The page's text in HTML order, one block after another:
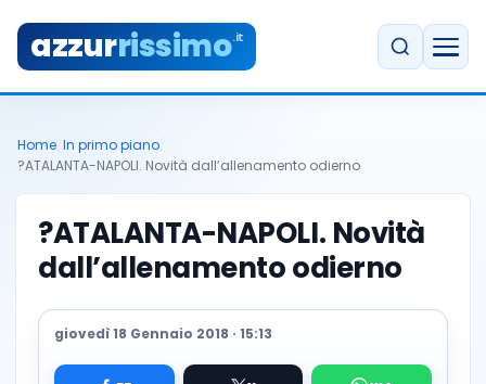
azzurrissimo.it
Home In primo piano
?ATALANTA-NAPOLI. Novità dall’allenamento odierno
?ATALANTA-NAPOLI. Novità
dall’allenamento odierno
giovedì 18 Gennaio 2018 · 15:13